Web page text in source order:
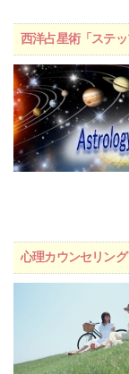
西洋占星術「ステ
心理カウンセリン